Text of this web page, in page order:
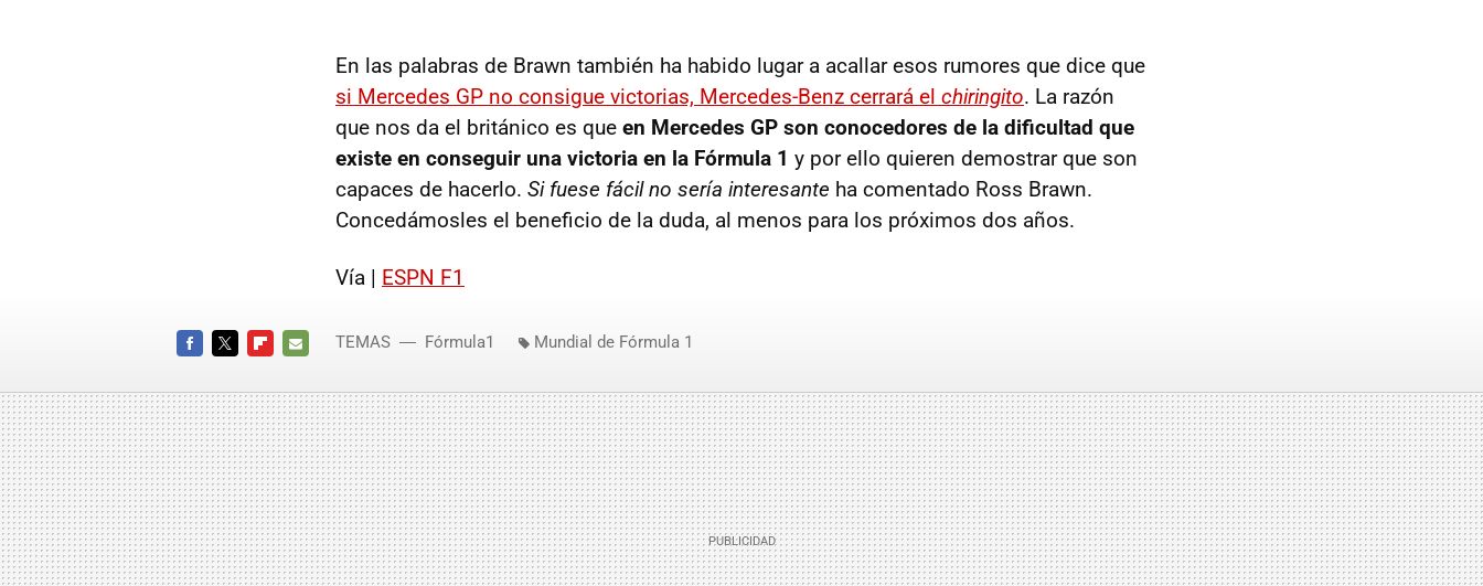
En las palabras de Brawn también ha habido lugar a acallar esos rumores que dice que
si Mercedes GP no consigue victorias, Mercedes-Benz cerrará el chiringito. La razón
que nos da el británico es que en Mercedes GP son conocedores de la dificultad que
existe en conseguir una victoria en la Fórmula 1 y por ello quieren demostrar que son
capaces de hacerlo. Si fuese fácil no sería interesante ha comentado Ross Brawn.
Concedámosles el beneficio de la duda, al menos para los próximos dos años.
Vía | ESPN F1
MAIL
TEMAS Fórmula1 Mundial de Fórmula 1